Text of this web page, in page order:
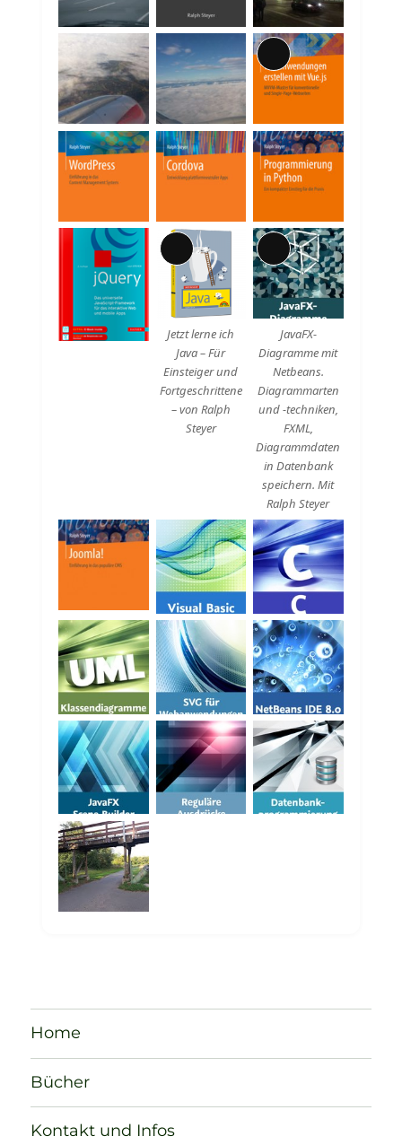
Lange
Beschreibung
Lange
Beschreibung
Jetzt lerne ich
Java – Für
Einsteiger und
Fortgeschrittene
– von Ralph
Steyer
Lange
Beschreibung
JavaFX-
Diagramme mit
Netbeans.
Diagrammarten
und -techniken,
FXML,
Diagrammdaten
in Datenbank
speichern. Mit
Ralph Steyer
Home
Bücher
Kontakt und Infos